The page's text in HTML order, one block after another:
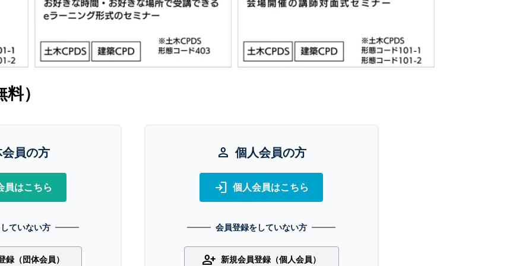
）
員の方
員はこちら
ていない方
録（団体会員）
person 個人会員の方
login 個人会員はこちら
会員登録をしていない方
person_add 新規会員登録（個人会員）